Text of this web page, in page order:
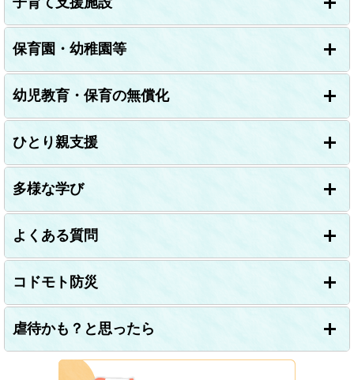
保育園・幼稚園等
幼児教育・保育の無償化
ひとり親支援
多様な学び
よくある質問
コドモト防災
虐待かも？と思ったら